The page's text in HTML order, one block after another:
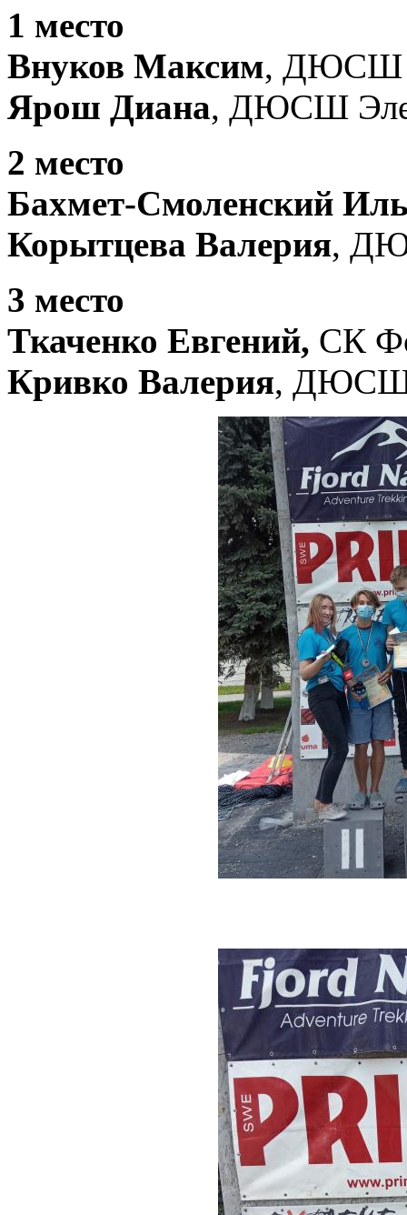
1 место
Внуков Максим, ДЮСШ
Ярош Диана, ДЮСШ
2 место
Бахмет-Смоленский
Корытцева Валерия,
3 место
Ткаченко Евгений, СК
Кривко Валерия, ДЮСШ